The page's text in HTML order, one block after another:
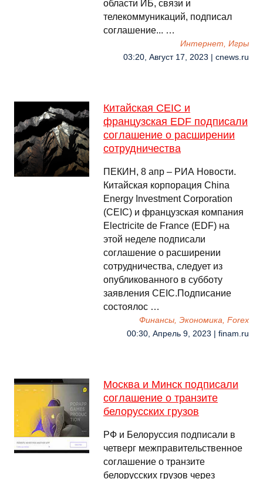
области ИБ, связи и
телекоммуникаций, подписал
соглашение... …
Интернет, Игры
03:20, Август 17, 2023 | cnews.ru
Китайская CEIC и
французская EDF подписали
соглашение о расширении
сотрудничества
ПЕКИН, 8 апр – РИА Новости.
Китайская корпорация China
Energy Investment Corporation
(CEIC) и французская компания
Electricite de France (EDF) на
этой неделе подписали
соглашение о расширении
сотрудничества, следует из
опубликованного в субботу
заявления CEIC.Подписание
состоялос …
Финансы, Экономика, Forex
00:30, Апрель 9, 2023 | finam.ru
Москва и Минск подписали
соглашение о транзите
белорусских грузов
РФ и Белоруссия подписали в
четверг межправительственное
соглашение о транзите
белорусских грузов через